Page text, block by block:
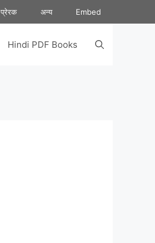
प्रेरक अन्य Embed
Hindi PDF Books